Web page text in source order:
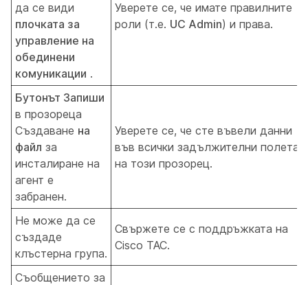
да се види
плочката за
управление на
обединени
комуникации .
Уверете се, че имате правилните
роли (т.е. UC Admin) и права.
Бутонът Запиши
в прозореца
Създаване на
файл за
инсталиране на
агент е
забранен.
Уверете се, че сте въвели данни
във всички задължителни полета
на този прозорец.
Не може да се
създаде
клъстерна група.
Свържете се с поддръжката на
Cisco TAC.
Съобщението за